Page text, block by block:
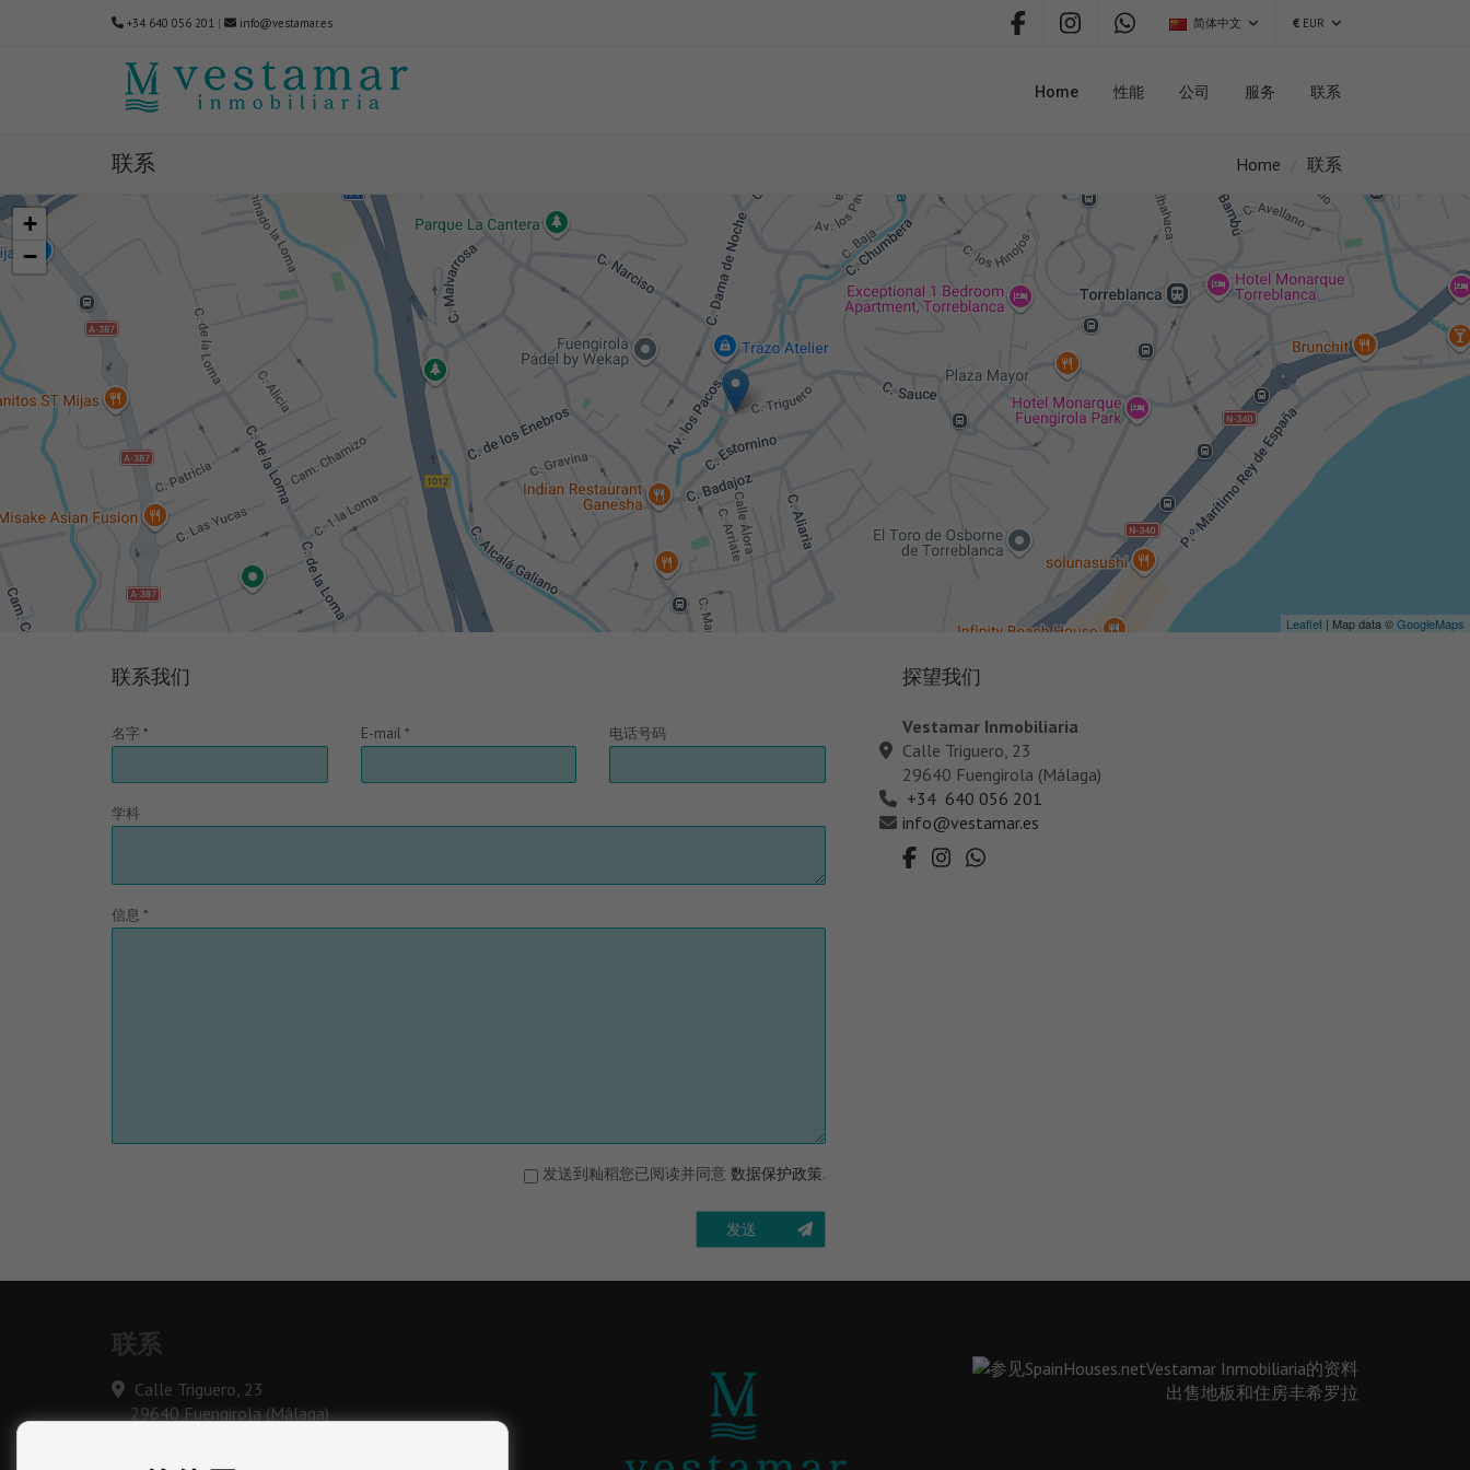
+34 640 056 201 | info@vestamar.es 简体中文 € EUR
Home 性能 公司 服务 联系
联系 Home 联系
+
−
Leaflet | Map data ©GoogleMaps
联系我们
名字 * E-mail * 电话号码
学科
信息 *
发送到籼稻您已阅读并同意 数据保护政策.
发送
探望我们
Vestamar Inmobiliaria
Calle Triguero, 23
29640 Fuengirola (Málaga)
+34 640 056 201
info@vestamar.es
联系
Calle Triguero, 23
29640 Fuengirola (Málaga)
出售地板和住房丰希罗拉